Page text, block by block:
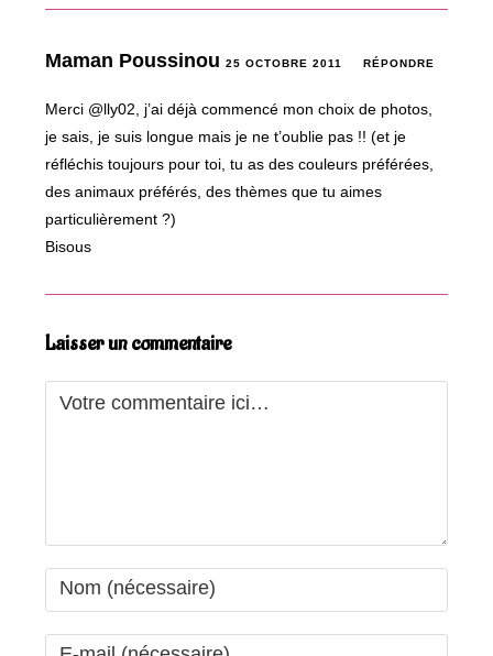
Maman Poussinou25 OCTOBRE 2011 RÉPONDRE
Merci @lly02, j’ai déjà commencé mon choix de photos,
je sais, je suis longue mais je ne t’oublie pas !! (et je
réfléchis toujours pour toi, tu as des couleurs préférées,
des animaux préférés, des thèmes que tu aimes
particulièrement ?)
Bisous
Laisser un commentaire
Comment
Enter
your
name
Enter